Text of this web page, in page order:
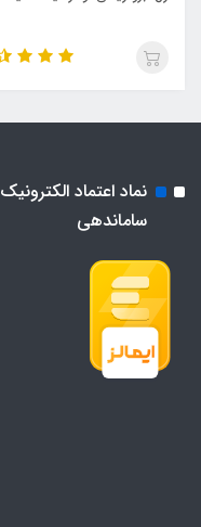
نماد اعتماد
ساماندهی